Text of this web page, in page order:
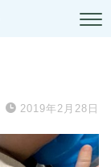
2019年2月28日